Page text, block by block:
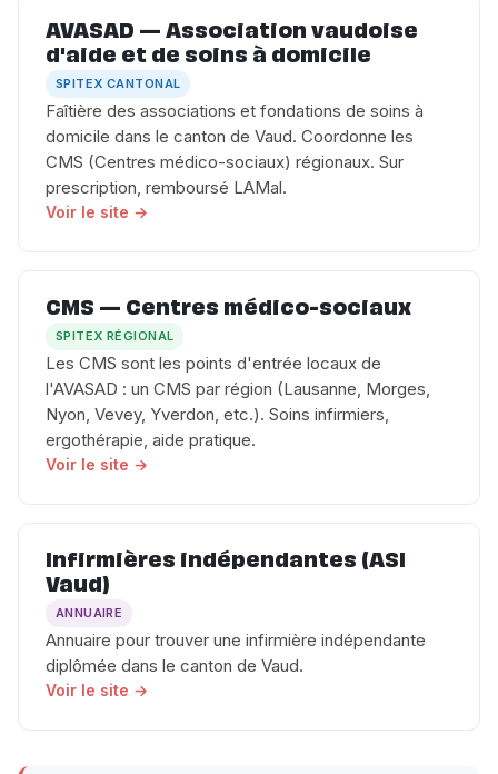
AVASAD — Association vaudoise
d'aide et de soins à domicile
SPITEX CANTONAL
Faîtière des associations et fondations de soins à
domicile dans le canton de Vaud. Coordonne les
CMS (Centres médico-sociaux) régionaux. Sur
prescription, remboursé LAMal.
Voir le site →
CMS — Centres médico-sociaux
SPITEX RÉGIONAL
Les CMS sont les points d'entrée locaux de
l'AVASAD : un CMS par région (Lausanne, Morges,
Nyon, Vevey, Yverdon, etc.). Soins infirmiers,
ergothérapie, aide pratique.
Voir le site →
Infirmières indépendantes (ASI
Vaud)
ANNUAIRE
Annuaire pour trouver une infirmière indépendante
diplômée dans le canton de Vaud.
Voir le site →